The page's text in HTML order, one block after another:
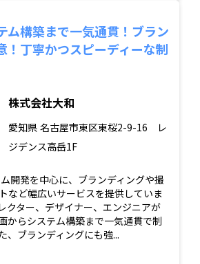
ム構築まで一気通貫！ブラン
！丁寧かつスピーディーな制
株式会社大和
愛知県 名古屋市東区東桜2-9-16 レ
ジデンス高岳1F
開発を中心に、ブランディングや撮
など幅広いサービスを提供していま
クター、デザイナー、エンジニアが
からシステム構築まで一気通貫で制
、ブランディングにも強...